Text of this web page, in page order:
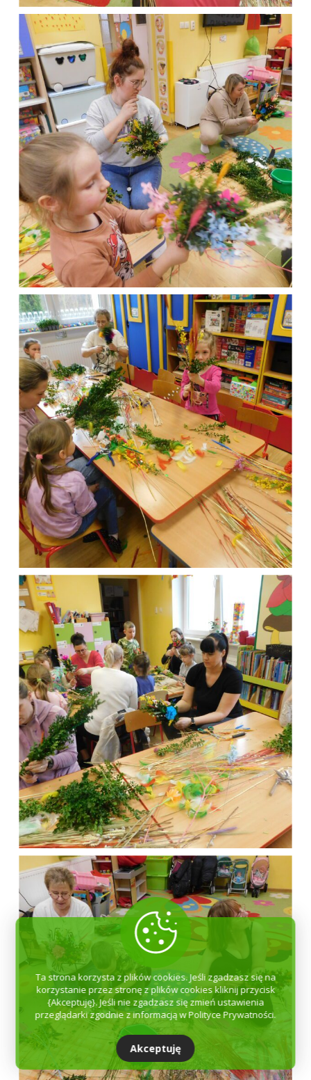
Ta strona korzysta z plików cookies. Jeśli zgadzasz się na
korzystanie przez stronę z plików cookies kliknij przycisk
{Akceptuję}. Jeśli nie zgadzasz się zmień ustawienia
przeglądarki zgodnie z informacją w Polityce Prywatności.
Akceptuję